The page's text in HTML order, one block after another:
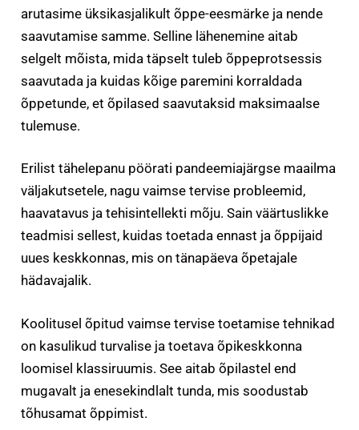
arutasime üksikasjalikult õppe-eesmärke ja nende
saavutamise samme. Selline lähenemine aitab
selgelt mõista, mida täpselt tuleb õppeprotsessis
saavutada ja kuidas kõige paremini korraldada
õppetunde, et õpilased saavutaksid maksimaalse
tulemuse.
Erilist tähelepanu pöörati pandeemiajärgse maailma
väljakutsetele, nagu vaimse tervise probleemid,
haavatavus ja tehisintellekti mõju. Sain väärtuslikke
teadmisi sellest, kuidas toetada ennast ja õppijaid
uues keskkonnas, mis on tänapäeva õpetajale
hädavajalik.
Koolitusel õpitud vaimse tervise toetamise tehnikad
on kasulikud turvalise ja toetava õpikeskkonna
loomisel klassiruumis. See aitab õpilastel end
mugavalt ja enesekindlalt tunda, mis soodustab
tõhusamat õppimist.